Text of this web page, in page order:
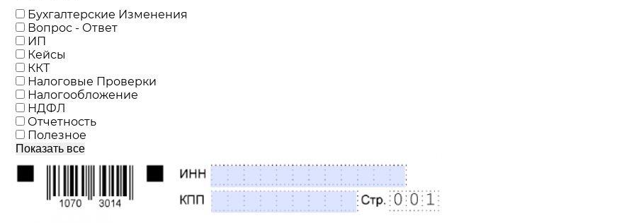
Бухгалтерские Изменения
Вопрос - Ответ
ИП
Кейсы
ККТ
Налоговые Проверки
Налогообложение
НДФЛ
Отчетность
Полезное